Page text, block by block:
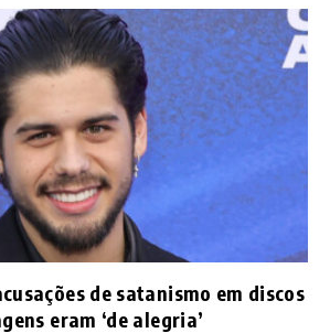
de satanismo em discos
eram ‘de alegria’